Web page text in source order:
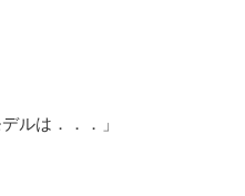
ルは．．．」